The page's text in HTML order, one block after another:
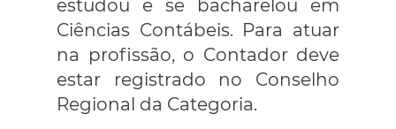
estudou e se bacharelou em
Ciências Contábeis. Para atuar
na profissão, o Contador deve
estar registrado no Conselho
Regional da Categoria.